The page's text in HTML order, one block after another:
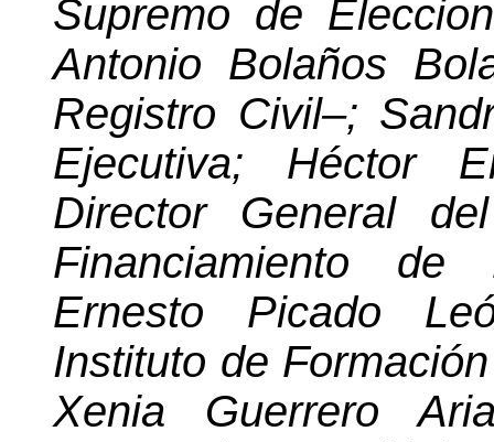
Supremo de
Antonio Bolaños
Registro Civil–;
Ejecutiva; Héctor
Director General
Financiamiento de
Ernesto Picado
Instituto de
Xenia Guerrero